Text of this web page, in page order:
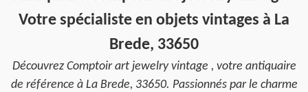
Votre spécialiste en objets vintages à La
Brede, 33650
Découvrez Comptoir art jewelry vintage , votre antiquaire
de référence à La Brede, 33650. Passionnés par le charme